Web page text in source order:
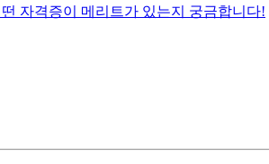
자격증이 메리트가 있는지 궁금합니다!